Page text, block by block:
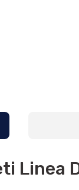
Linea